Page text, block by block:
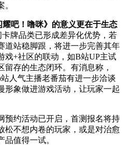
吧！噜咪》的意义更在于生态
卡牌品类已形成差异化优势，若
道站稳脚跟，将进一步完善其年
戏+社区的联动 ， 如B站UP主试
留存的生态闭环。 有消息称，
站人气主播老番茄有进一步洽谈
形象做进游戏活动，让玩家一起
预约活动已开启，首测报名将持
松不想内卷的玩家，或是对治愈
品值得一试。